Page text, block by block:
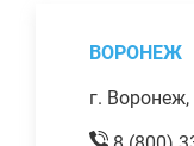
ВОРОНЕЖ
г.